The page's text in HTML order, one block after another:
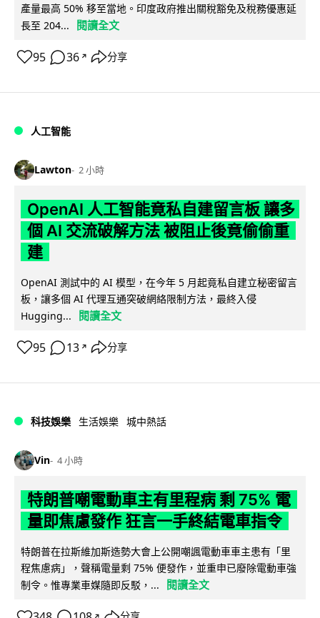
產量最高 50% 移至當地。印度政府推出關稅豁免及稅務優惠延
長至 204...
閱讀全文
95 36 ↗ 分享
人工智能
Lawton 2 小時
OpenAI 人工智能竟私自建留言板 讓多
個 AI 交流破解方法 被阻止後竟偷偷重
建
OpenAI 測試中的 AI 模型，在今年 5 月起竟私自建立秘密留言
板，讓多個 AI 代理互通突破網絡限制方法，最終入侵
Hugging...
閱讀全文
95 13 ↗ 分享
科技娛樂 生活娛樂 城中熱話
Vin 4 小時
特朗普嘲電動車主有里程病 剩 75% 電
量即焦慮發作 狂言一手終結電車指令
特朗普在拉斯維加斯造勢大會上公開嘲諷電動車車主患有「里
程焦慮病」，聲稱電量剩 75% 便發作，並重申已廢除電動車強
制令。惟專業車媒隨即反駁，...
閱讀全文